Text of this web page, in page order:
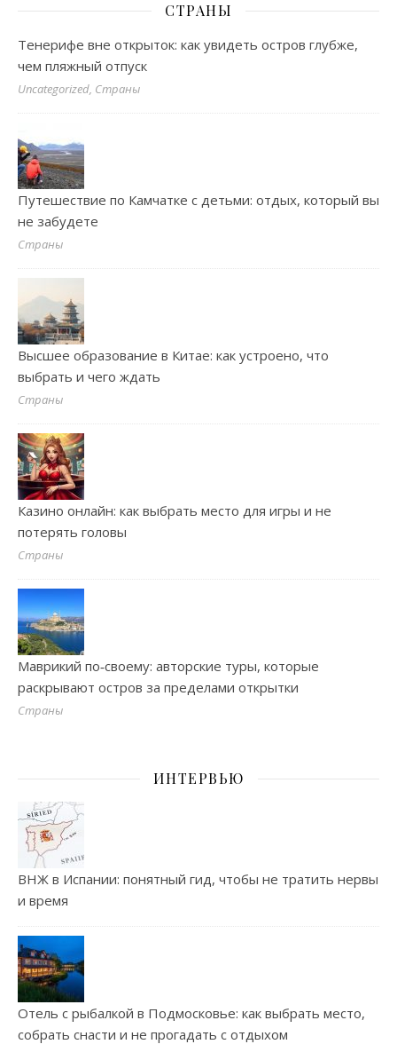
СТРАНЫ
Тенерифе вне открыток: как увидеть остров глубже,
чем пляжный отпуск
Uncategorized, Страны
Путешествие по Камчатке с детьми: отдых, который вы
не забудете
Страны
Высшее образование в Китае: как устроено, что
выбрать и чего ждать
Страны
Казино онлайн: как выбрать место для игры и не
потерять головы
Страны
Маврикий по‑своему: авторские туры, которые
раскрывают остров за пределами открытки
Страны
ИНТЕРВЬЮ
ВНЖ в Испании: понятный гид, чтобы не тратить нервы
и время
Отель с рыбалкой в Подмосковье: как выбрать место,
собрать снасти и не прогадать с отдыхом